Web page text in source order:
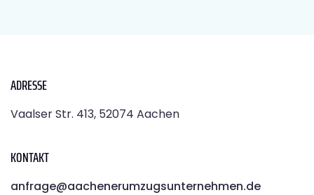
ADRESSE
Vaalser Str. 413, 52074 Aachen
KONTAKT
anfrage@aachenerumzugsunternehmen.de